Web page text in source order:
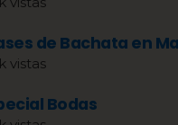
de Bachata en
vistas
Bodas